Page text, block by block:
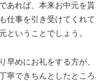
あれば、本来お中元を貰
仕事を引き受けてくれて
ということでしょう。
早めにお礼をする方が、
寧できちんとしたところ